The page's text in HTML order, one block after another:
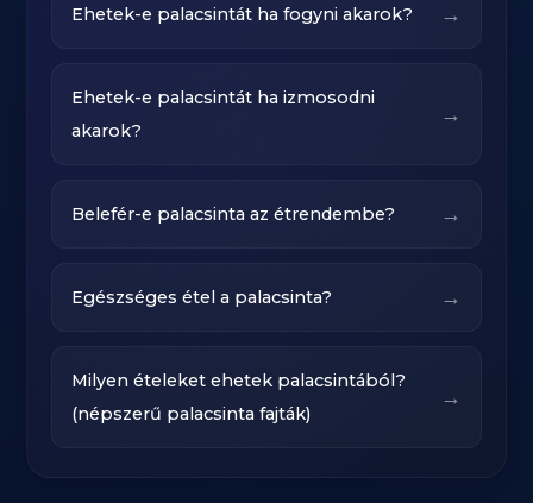
Ehetek-e palacsintát ha fogyni akarok? →
Ehetek-e palacsintát ha izmosodni
akarok?
→
Belefér-e palacsinta az étrendembe? →
Egészséges étel a palacsinta? →
Milyen ételeket ehetek palacsintából?
(népszerű palacsinta fajták)
→